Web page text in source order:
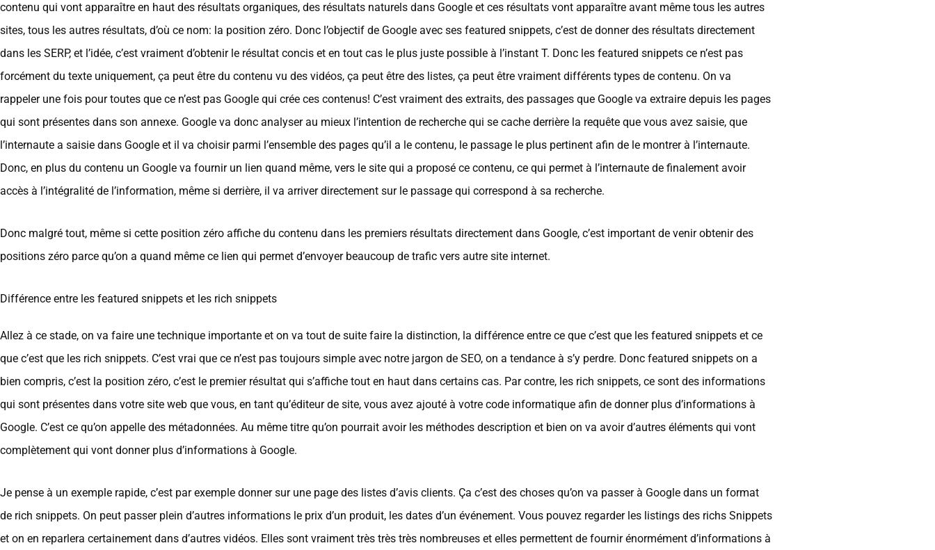
contenu qui vont apparaître en haut des résultats organiques, des résultats naturels dans Google et ces résultats vont apparaître avant même tous les autres
sites, tous les autres résultats, d’où ce nom: la position zéro. Donc l’objectif de Google avec ses featured snippets, c’est de donner des résultats directement
dans les SERP, et l’idée, c’est vraiment d’obtenir le résultat concis et en tout cas le plus juste possible à l’instant T. Donc les featured snippets ce n’est pas
forcément du texte uniquement, ça peut être du contenu vu des vidéos, ça peut être des listes, ça peut être vraiment différents types de contenu. On va
rappeler une fois pour toutes que ce n’est pas Google qui crée ces contenus! C’est vraiment des extraits, des passages que Google va extraire depuis les pages
qui sont présentes dans son annexe. Google va donc analyser au mieux l’intention de recherche qui se cache derrière la requête que vous avez saisie, que
l’internaute a saisie dans Google et il va choisir parmi l’ensemble des pages qu’il a le contenu, le passage le plus pertinent afin de le montrer à l’internaute.
Donc, en plus du contenu un Google va fournir un lien quand même, vers le site qui a proposé ce contenu, ce qui permet à l’internaute de finalement avoir
accès à l’intégralité de l’information, même si derrière, il va arriver directement sur le passage qui correspond à sa recherche.
Donc malgré tout, même si cette position zéro affiche du contenu dans les premiers résultats directement dans Google, c’est important de venir obtenir des
positions zéro parce qu’on a quand même ce lien qui permet d’envoyer beaucoup de trafic vers autre site internet.
Différence entre les featured snippets et les rich snippets
Allez à ce stade, on va faire une technique importante et on va tout de suite faire la distinction, la différence entre ce que c’est que les featured snippets et ce
que c’est que les rich snippets. C’est vrai que ce n’est pas toujours simple avec notre jargon de SEO, on a tendance à s’y perdre. Donc featured snippets on a
bien compris, c’est la position zéro, c’est le premier résultat qui s’affiche tout en haut dans certains cas. Par contre, les rich snippets, ce sont des informations
qui sont présentes dans votre site web que vous, en tant qu’éditeur de site, vous avez ajouté à votre code informatique afin de donner plus d’informations à
Google. C’est ce qu’on appelle des métadonnées. Au même titre qu’on pourrait avoir les méthodes description et bien on va avoir d’autres éléments qui vont
complètement qui vont donner plus d’informations à Google.
Je pense à un exemple rapide, c’est par exemple donner sur une page des listes d’avis clients. Ça c’est des choses qu’on va passer à Google dans un format
de rich snippets. On peut passer plein d’autres informations le prix d’un produit, les dates d’un événement. Vous pouvez regarder les listings des richs Snippets
et on en reparlera certainement dans d’autres vidéos. Elles sont vraiment très très très nombreuses et elles permettent de fournir énormément d’informations à